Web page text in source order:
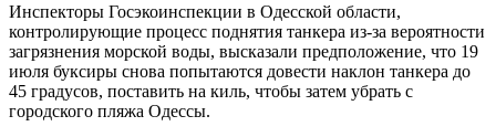
Инспекторы Госэкоинспекции в Одесской области,
контролирующие процесс поднятия танкера из-за вероятности
загрязнения морской воды, высказали предположение, что 19
июля буксиры снова попытаются довести наклон танкера до
45 градусов, поставить на киль, чтобы затем убрать с
городского пляжа Одессы.